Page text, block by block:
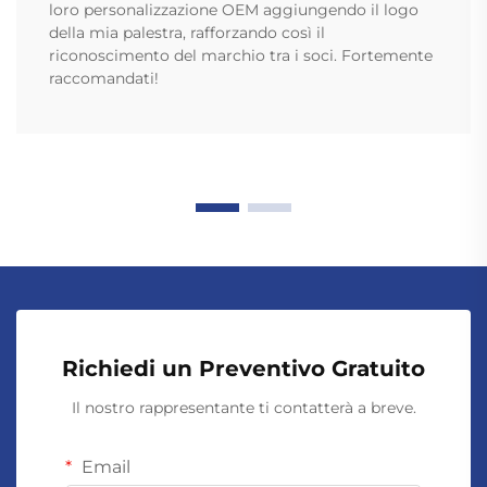
loro personalizzazione OEM aggiungendo il logo
della mia palestra, rafforzando così il
riconoscimento del marchio tra i soci. Fortemente
raccomandati!
Richiedi un Preventivo Gratuito
Il nostro rappresentante ti contatterà a breve.
Email